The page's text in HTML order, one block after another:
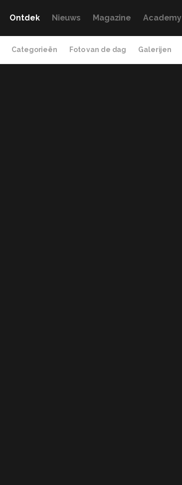
Ontdek Nieuws Magazine Academy
Categorieën Foto van de dag Galerijen